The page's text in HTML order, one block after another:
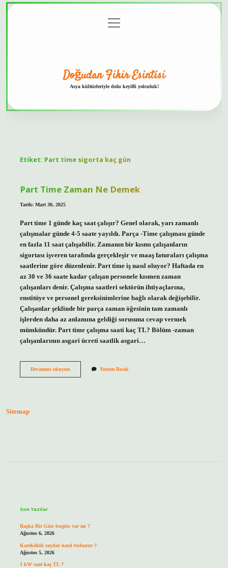
menüyü
aç
Doğudan Fikir Esintisi
Asya kültürleriyle dolu keyifli yolculuk!
Etiket: Part time sigorta kaç gün
Part Time Zaman Ne Demek
Tarih: Mart 30, 2025
Part time 1 günde kaç saat çalışır? Genel olarak, yarı zamanlı
çalışmalar günde 4-5 saate yayıldı. Parça -Time çalışması günde
en fazla 11 saat çalışabilir. Zamanın bir kısmı çalışanların
sigortası işveren tarafında gerçekleşir ve maaş faturaları çalışma
saatlerine göre düzenlenir. Part time iş nasıl oluyor? Haftada en
az 30 ve 36 saate kadar çalışan personele kısmen zaman
çalışanları denir. Çalışma saatleri sektörün ihtiyaçlarına,
enstitüye ve personel gereksinimlerine bağlı olarak değişebilir.
Çalışanlar şeklinde bir parça zaman öğesinin tam zamanlı
işlerden daha az anlamına geldiği sorusuna cevap vermek
mümkündür. Part time çalışma saati kaç TL? Bölüm -zaman
çalışanlarının asgari ücreti saatlik asgari…
Devamını okuyunPart
Yorum Bırak
Sitemap
Son Yazılar
Başka Bir Gün bugün var mı ?
Ağustos 6, 2026
Kareköklü sayılar nasıl bulunur ?
Ağustos 5, 2026
1 kW saat kaç TL ?